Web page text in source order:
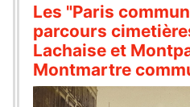
Les "Paris
parcours
Lachaise et
Montmartre